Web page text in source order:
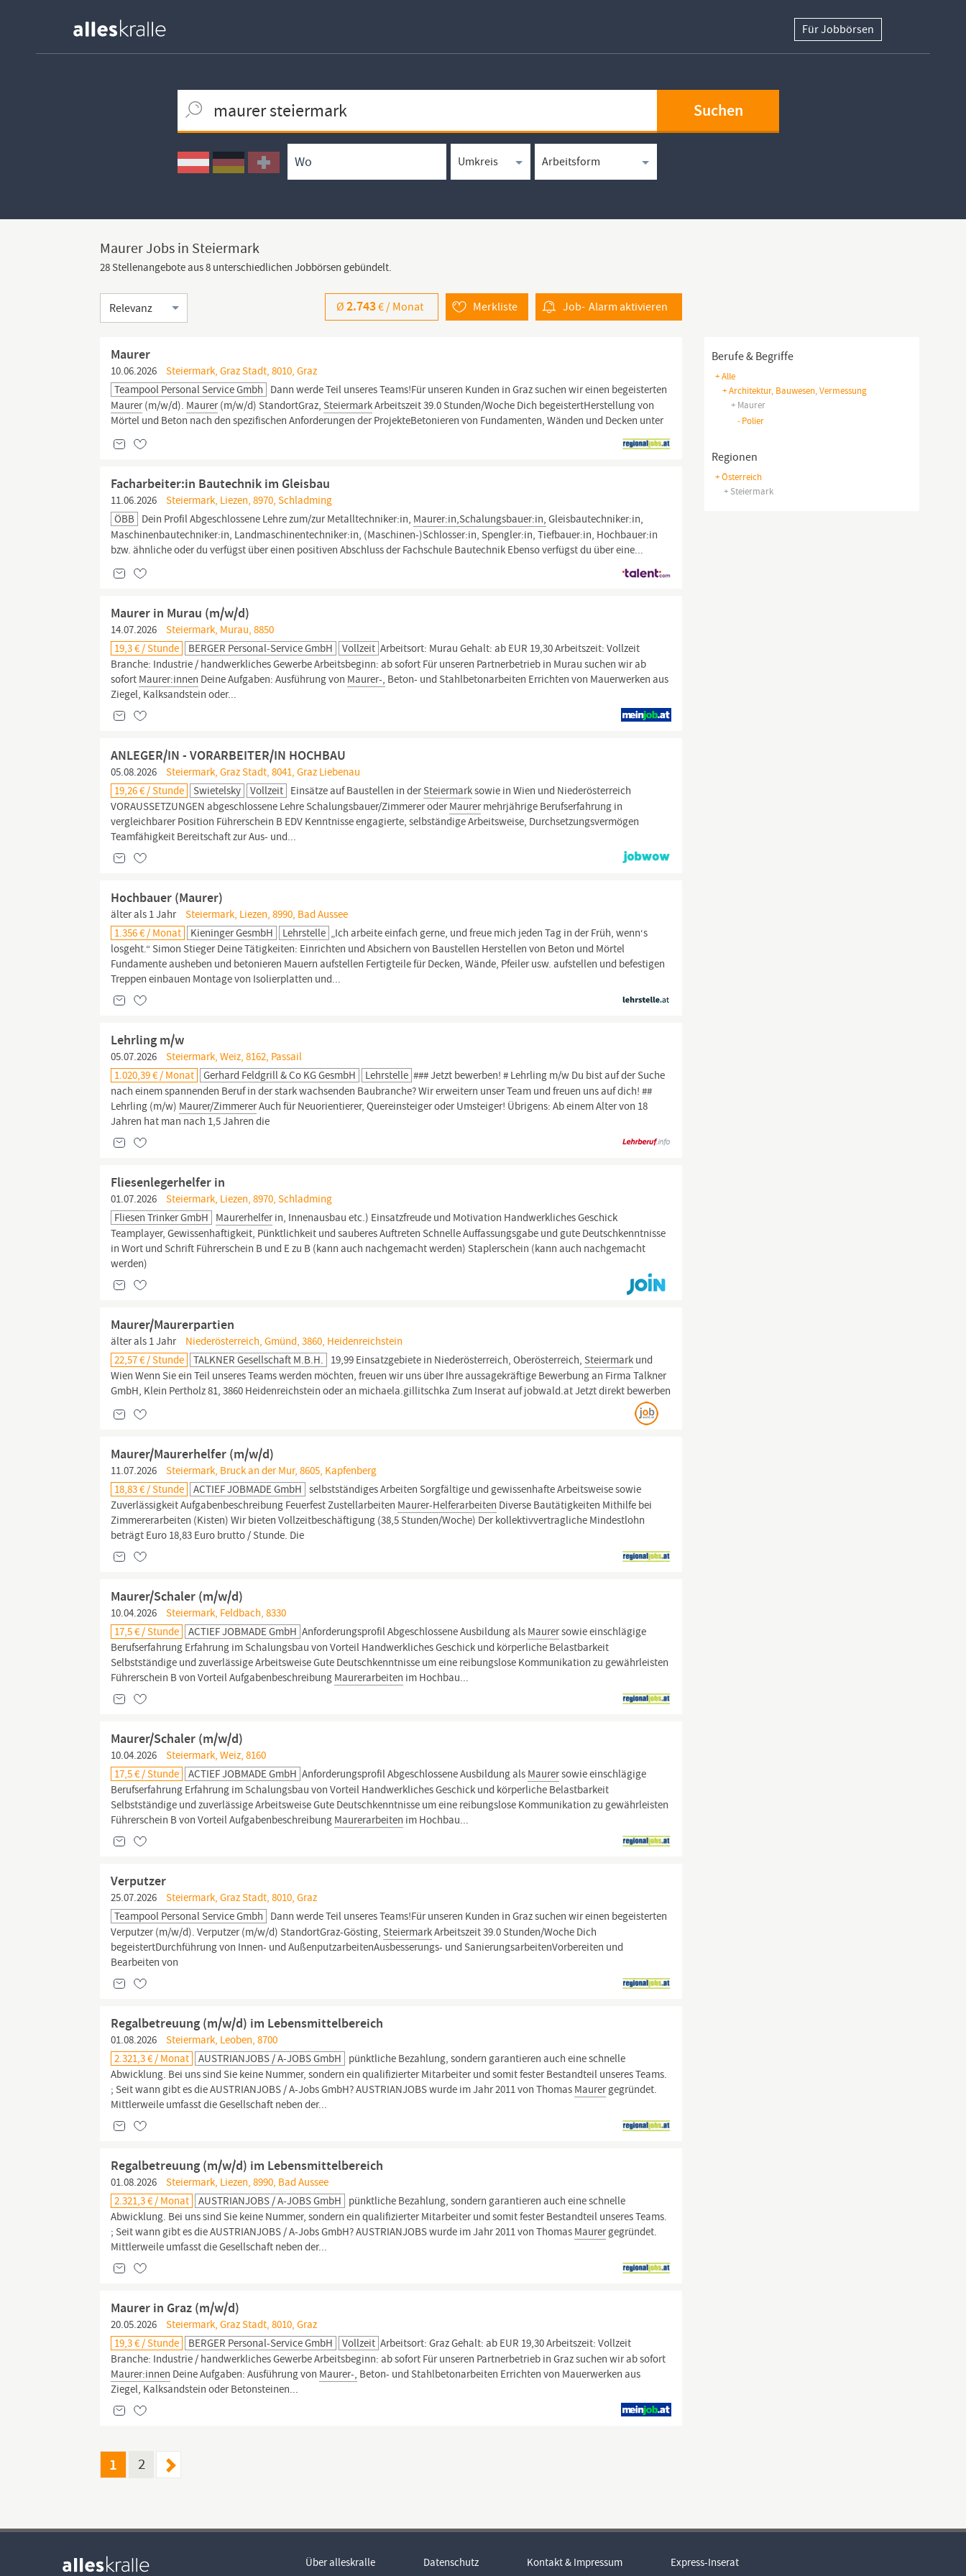
Für Jobbörsen
Ortssuche
Umkreissuche
Arbeitsform
Berufe & Begriffe
+ Alle
+ Architektur, Bauwesen, Vermessung
+ Maurer
-Polier
Regionen
+ Österreich
+ Steiermark
Maurer Jobs in Steiermark
28 Stellenangebote aus 8 unterschiedlichen Jobbörsen gebündelt.
Sortierung Job- Alarmaktivieren
Merkliste
Ø2.743€ / Monat
Maurer
10.06.2026
Steiermark, Graz Stadt, 8010, Graz
Teampool Personal Service Gmbh Dann werde Teil unseres Teams!Für unseren Kunden in Graz suchen wir einen begeisterten
Maurer(m/w/d). Maurer(m/w/d) StandortGraz, SteiermarkArbeitszeit 39.0 Stunden/Woche Dich begeistertHerstellung von
Mörtel und Beton nach den spezifischen Anforderungen der ProjekteBetonieren von Fundamenten, Wänden und Decken unter
Facharbeiter:in Bautechnik im Gleisbau
11.06.2026
Steiermark, Liezen, 8970, Schladming
ÖBB Dein Profil Abgeschlossene Lehre zum/zur Metalltechniker:in, Maurer:in,Schalungsbauer:in, Gleisbautechniker:in,
Maschinenbautechniker:in, Landmaschinentechniker:in, (Maschinen-)Schlosser:in, Spengler:in, Tiefbauer:in, Hochbauer:in
bzw. ähnliche oder du verfügst über einen positiven Abschluss der Fachschule Bautechnik Ebenso verfügst du über eine...
Maurer in Murau (m/w/d)
14.07.2026
Steiermark, Murau, 8850
19,3 € / Stunde
BERGER Personal-Service GmbH Vollzeit Arbeitsort: Murau Gehalt: ab EUR 19,30 Arbeitszeit: Vollzeit
Branche: Industrie / handwerkliches Gewerbe Arbeitsbeginn: ab sofort Für unseren Partnerbetrieb in Murau suchen wir ab
sofort Maurer:innen Deine Aufgaben: Ausführung von Maurer-, Beton- und Stahlbetonarbeiten Errichten von Mauerwerken aus
Ziegel, Kalksandstein oder...
ANLEGER/IN - VORARBEITER/IN HOCHBAU
05.08.2026
Steiermark, Graz Stadt, 8041, Graz Liebenau
19,26 € / Stunde
Swietelsky Vollzeit Einsätze auf Baustellen in derSteiermarksowie in Wien und Niederösterreich
VORAUSSETZUNGEN abgeschlossene Lehre Schalungsbauer/Zimmerer oderMaurermehrjährige Berufserfahrung in
vergleichbarer Position Führerschein B EDV Kenntnisse engagierte, selbständige Arbeitsweise, Durchsetzungsvermögen
Teamfähigkeit Bereitschaft zur Aus- und...
Hochbauer (Maurer)
älter als 1 Jahr
Steiermark, Liezen, 8990, Bad Aussee
1.356 € / Monat
Kieninger GesmbH Lehrstelle „Ich arbeite einfach gerne, und freue mich jeden Tag in der Früh, wenn‘s
losgeht.“ Simon Stieger Deine Tätigkeiten: Einrichten und Absichern von Baustellen Herstellen von Beton und Mörtel
Fundamente ausheben und betonieren Mauern aufstellen Fertigteile für Decken, Wände, Pfeiler usw. aufstellen und befestigen
Treppen einbauen Montage von Isolierplatten und...
Lehrling m/w
05.07.2026
Steiermark, Weiz, 8162, Passail
1.020,39 € / Monat
Gerhard Feldgrill & Co KG GesmbH Lehrstelle ### Jetzt bewerben! # Lehrling m/w Du bist auf der Suche
nach einem spannenden Beruf in der stark wachsenden Baubranche? Wir erweitern unser Team und freuen uns auf dich! ##
Lehrling (m/w) Maurer/ZimmererAuch für Neuorientierer, Quereinsteiger oder Umsteiger! Übrigens: Ab einem Alter von 18
Jahren hat man nach 1,5 Jahren die
Fliesenlegerhelfer in
01.07.2026
Steiermark, Liezen, 8970, Schladming
Fliesen Trinker GmbH Maurerhelferin, Innenausbau etc.) Einsatzfreude und Motivation Handwerkliches Geschick
Teamplayer, Gewissenhaftigkeit, Pünktlichkeit und sauberes Auftreten Schnelle Auffassungsgabe und gute Deutschkenntnisse
in Wort und Schrift Führerschein B und E zu B (kann auch nachgemacht werden) Staplerschein (kann auch nachgemacht
werden)
Maurer/Maurerpartien
älter als 1 Jahr
Niederösterreich, Gmünd, 3860, Heidenreichstein
22,57 € / Stunde
TALKNER Gesellschaft M.b.H. 19,99 Einsatzgebiete in Niederösterreich, Oberösterreich, Steiermark und
Wien Wenn Sie ein Teil unseres Teams werden möchten, freuen wir uns über Ihre aussagekräftige Bewerbung an Firma Talkner
GmbH, Klein Pertholz 81, 3860 Heidenreichstein oder an michaela.gillitschka Zum Inserat auf jobwald.at Jetzt direkt bewerben
Maurer/Maurerhelfer (m/w/d)
11.07.2026
Steiermark, Bruck an der Mur, 8605, Kapfenberg
18,83 € / Stunde
ACTIEF JOBMADE GmbH selbstständiges Arbeiten Sorgfältige und gewissenhafte Arbeitsweise sowie
Zuverlässigkeit Aufgabenbeschreibung Feuerfest Zustellarbeiten Maurer-Helferarbeiten Diverse Bautätigkeiten Mithilfe bei
Zimmererarbeiten (Kisten) Wir bieten Vollzeitbeschäftigung (38,5 Stunden/Woche) Der kollektivvertragliche Mindestlohn
beträgt Euro 18,83 Euro brutto / Stunde. Die
Maurer/Schaler (m/w/d)
10.04.2026
Steiermark, Feldbach, 8330
17,5 € / Stunde
ACTIEF JOBMADE GmbH Anforderungsprofil Abgeschlossene Ausbildung als Maurersowie einschlägige
Berufserfahrung Erfahrung im Schalungsbau von Vorteil Handwerkliches Geschick und körperliche Belastbarkeit
Selbstständige und zuverlässige Arbeitsweise Gute Deutschkenntnisse um eine reibungslose Kommunikation zu gewährleisten
Führerschein B von Vorteil Aufgabenbeschreibung Maurerarbeiten im Hochbau...
Maurer/Schaler (m/w/d)
10.04.2026
Steiermark, Weiz, 8160
17,5 € / Stunde
ACTIEF JOBMADE GmbH Anforderungsprofil Abgeschlossene Ausbildung als Maurersowie einschlägige
Berufserfahrung Erfahrung im Schalungsbau von Vorteil Handwerkliches Geschick und körperliche Belastbarkeit
Selbstständige und zuverlässige Arbeitsweise Gute Deutschkenntnisse um eine reibungslose Kommunikation zu gewährleisten
Führerschein B von Vorteil Aufgabenbeschreibung Maurerarbeiten im Hochbau...
Verputzer
25.07.2026
Steiermark, Graz Stadt, 8010, Graz
Teampool Personal Service Gmbh Dann werde Teil unseres Teams!Für unseren Kunden in Graz suchen wir einen begeisterten
Verputzer (m/w/d). Verputzer (m/w/d) StandortGraz-Gösting, SteiermarkArbeitszeit 39.0 Stunden/Woche Dich
begeistertDurchführung von Innen- und AußenputzarbeitenAusbesserungs- und SanierungsarbeitenVorbereiten und
Bearbeiten von
Regalbetreuung (m/w/d) im Lebensmittelbereich
01.08.2026
Steiermark, Leoben, 8700
2.321,3 € / Monat
AUSTRIANJOBS / A-JOBS GmbH pünktliche Bezahlung, sondern garantieren auch eine schnelle
Abwicklung. Bei uns sind Sie keine Nummer, sondern ein qualifizierter Mitarbeiter und somit fester Bestandteil unseres Teams.
; Seit wann gibt es die AUSTRIANJOBS / A-Jobs GmbH? AUSTRIANJOBS wurde im Jahr 2011 von Thomas Maurergegründet.
Mittlerweile umfasst die Gesellschaft neben der...
Regalbetreuung (m/w/d) im Lebensmittelbereich
01.08.2026
Steiermark, Liezen, 8990, Bad Aussee
2.321,3 € / Monat
AUSTRIANJOBS / A-JOBS GmbH pünktliche Bezahlung, sondern garantieren auch eine schnelle
Abwicklung. Bei uns sind Sie keine Nummer, sondern ein qualifizierter Mitarbeiter und somit fester Bestandteil unseres Teams.
; Seit wann gibt es die AUSTRIANJOBS / A-Jobs GmbH? AUSTRIANJOBS wurde im Jahr 2011 von Thomas Maurergegründet.
Mittlerweile umfasst die Gesellschaft neben der...
Maurer in Graz (m/w/d)
20.05.2026
Steiermark, Graz Stadt, 8010, Graz
19,3 € / Stunde
BERGER Personal-Service GmbH Vollzeit Arbeitsort: Graz Gehalt: ab EUR 19,30 Arbeitszeit: Vollzeit
Branche: Industrie / handwerkliches Gewerbe Arbeitsbeginn: ab sofort Für unseren Partnerbetrieb in Graz suchen wir ab sofort
Maurer:innen Deine Aufgaben: Ausführung von Maurer-, Beton- und Stahlbetonarbeiten Errichten von Mauerwerken aus
Ziegel, Kalksandstein oder Betonsteinen...
1 2
Über alleskralle Datenschutz Kontakt & Impressum Express-Inserat